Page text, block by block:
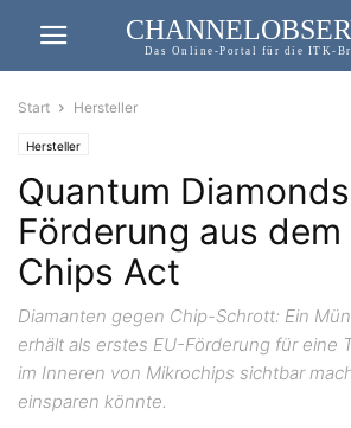
Das Online-Portal für die ITK-
Start Hersteller
Hersteller
Quantum
Förderung aus dem
Chips Act
Diamanten gegen Chip-Schrott: Ein
erhält als erstes EU-Förderung für eine
im Inneren von Mikrochips sichtbar
einsparen könnte.